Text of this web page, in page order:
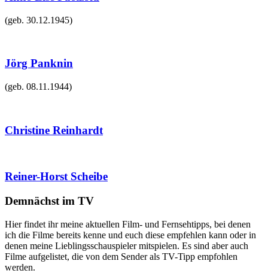
(geb. 30.12.1945)
Jörg Panknin
(geb. 08.11.1944)
Christine Reinhardt
Reiner-Horst Scheibe
Demnächst im TV
Hier findet ihr meine aktuellen Film- und Fernsehtipps, bei denen
ich die Filme bereits kenne und euch diese empfehlen kann oder in
denen meine Lieblingsschauspieler mitspielen. Es sind aber auch
Filme aufgelistet, die von dem Sender als TV-Tipp empfohlen
werden.